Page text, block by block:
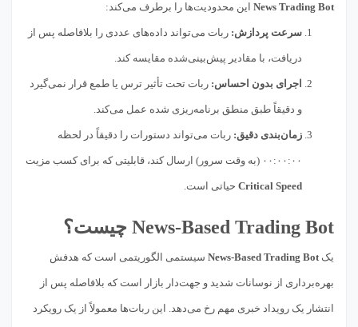
News Trading Bot این محدودیت‌ها را برطرف می‌کند:
سرعت پردازش: ربات می‌تواند داده‌های عددی را بلافاصله پس از
دریافت، با مقادیر پیش‌بینی‌شده مقایسه کند.
اجرای بدون احساس: ربات تحت تأثیر ترس یا طمع قرار نمی‌گیرد
و دقیقاً طبق منطق برنامه‌ریزی شده عمل می‌کند.
زمان‌بندی دقیق: ربات می‌تواند دستورات را دقیقاً در لحظه
۰۰:۰۰:۰۰ (به وقت سرور) ارسال کند، قابلیتی که برای کسب مزیت
Critical Speed حیاتی است.
News-Based Trading Bot چیست؟
یکNews-Based Trading Bot سیستمی الگوریتمی است که هدفش
بهره‌برداری از نوسانات شدید و جهت‌دار بازار است که بلافاصله پس از
انتشار یک رویداد خبری مهم رخ می‌دهد. این ربات‌ها معمولاً از یک رویکرد